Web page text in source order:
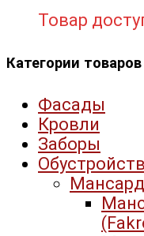
Товар
Категории товаров
Фасады
Кровли
Заборы